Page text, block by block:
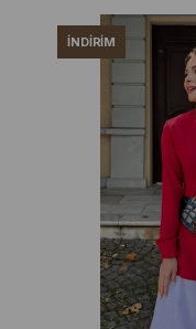
İNDIRIM